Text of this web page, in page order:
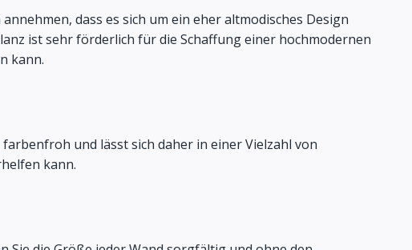
dass es sich um ein eher altmodisches Design
ist sehr förderlich für die Schaffung einer hochmodernen
kann.
und lässt sich daher in einer Vielzahl von
kann.